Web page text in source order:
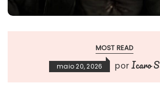
MOST READ
maio 20, 2026 porIcaro